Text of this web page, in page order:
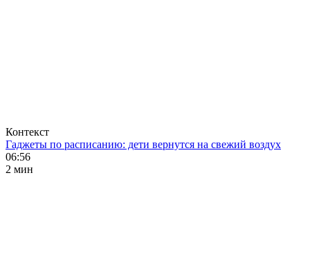
Контекст
Гаджеты по расписанию: дети вернутся на свежий воздух
06:56
2 мин